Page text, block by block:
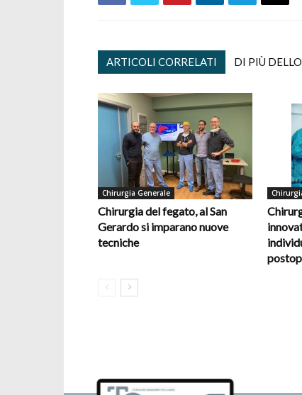
ARTICOLI CORRELATI DI PIÙ
Chirurgia Generale
Chirurgia del fegato, al San
Gerardo si imparano nuove
tecniche